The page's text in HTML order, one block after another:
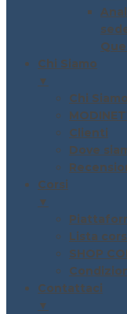
Chi Siamo
▼
Chi Siamo
Clienti
Dove
Corsi
▼
Lista
SHOP
Contattaci
▼